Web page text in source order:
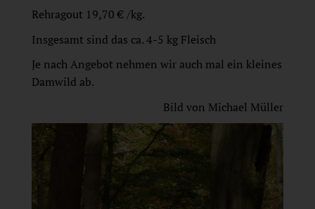
Rehragout 19,70 € /kg.
Insgesamt sind das ca. 4-5 kg Fleisch
Je nach Angebot nehmen wir auch mal ein kleines
Damwild ab.
Bild von Michael Müller